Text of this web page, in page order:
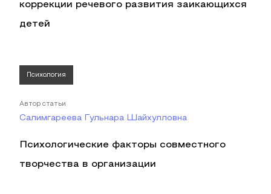
коррекции речевого развития заикающихся
детей
Психология
Автор статьи
Салимгареева Гульнара Шайхулловна
Психологические факторы совместного
творчества в организации